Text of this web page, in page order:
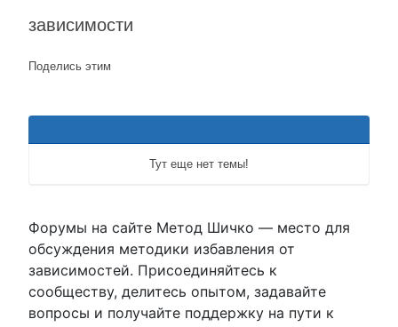
зависимости
Поделись этим
Тут еще нет темы!
Форумы на сайте Метод Шичко — место для
обсуждения методики избавления от
зависимостей. Присоединяйтесь к
сообществу, делитесь опытом, задавайте
вопросы и получайте поддержку на пути к